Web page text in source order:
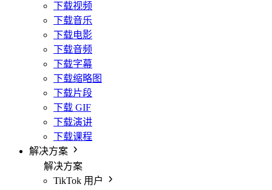
下载视频
下载音乐
下载电影
下载音频
下载字幕
下载缩略图
下载片段
下载 GIF
下载演讲
下载课程
解决方案
解决方案
TikTok 用户